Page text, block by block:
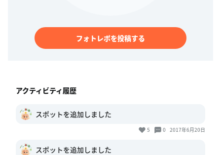
フォトレポを投稿する
アクティビティ履歴
スポットを追加しました
5 0 2017年6月20日
スポットを追加しました